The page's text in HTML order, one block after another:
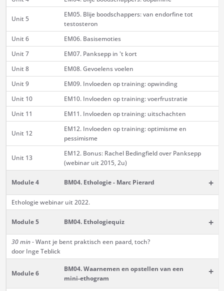
Unit 5
EM05. Blije boodschappers: van endorfine tot
testosteron
Unit 6
EM06. Basisemoties
Unit 7
EM07. Panksepp in 't kort
Unit 8
EM08. Gevoelens voelen
Unit 9
EM09. Invloeden op training: opwinding
Unit 10
EM10. Invloeden op training: voerfrustratie
Unit 11
EM11. Invloeden op training: uitschachten
Unit 12
EM12. Invloeden op training: optimisme en
pessimisme
Unit 13
EM12. Bonus: Rachel Bedingfield over Panksepp
(webinar uit 2015, 2u)
Module 4 BM04. Ethologie - Marc Pierard +
Ethologie webinar uit 2022.
Module 5 BM04. Ethologiequiz +
30 min- Want je bent praktisch een paard, toch?
door Inge Teblick
Module 6
BM04. Waarnemen en opstellen van een
mini-ethogram
+